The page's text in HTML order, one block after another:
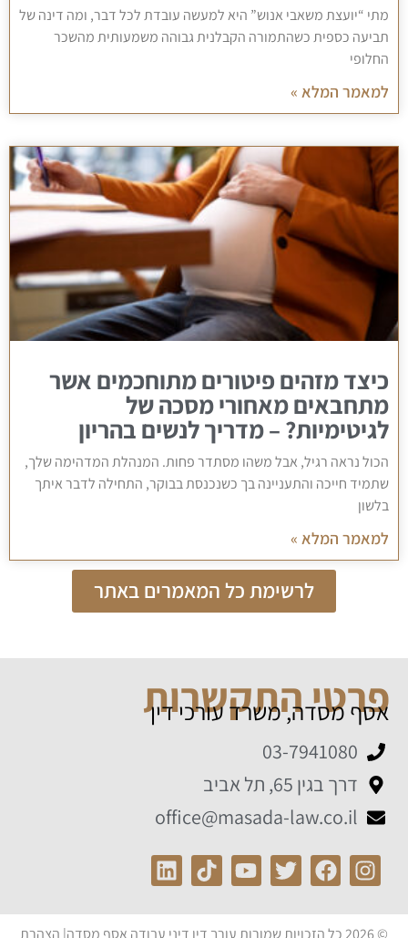
מתי “יועצת משאבי אנוש” היא למעשה עובדת לכל דבר, ומה דינה של
תביעה כספית כשהתמורה הקבלנית גבוהה משמעותית מהשכר
החלופי
למאמר המלא »
כיצד מזהים פיטורים מתוחכמים אשר
מתחבאים מאחורי מסכה של
לגיטימיות? – מדריך לנשים בהריון
הכול נראה רגיל, אבל משהו מסתדר פחות. המנהלת המדהימה שלך,
שתמיד חייכה והתעניינה בך כשנכנסת בבוקר, התחילה לדבר איתך
בלשון
למאמר המלא »
לרשימת כל המאמרים באתר
פרטי התקשרות
אסף מסדה, משרד עורכי דין
03-7941080
דרך בגין 65, תל אביב
office@masada-law.co.il
© 2026 כל הזכויות שמורות עורך דין דיני עבודה אסף מסדה| הצהרת